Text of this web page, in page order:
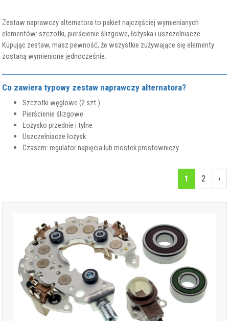
Zestaw naprawczy alternatora to pakiet najczęściej wymienianych
elementów: szczotki, pierścienie ślizgowe, łożyska i uszczelniacze.
Kupując zestaw, masz pewność, że wszystkie zużywające się elementy
zostaną wymienione jednocześnie.
Co zawiera typowy zestaw naprawczy alternatora?
Szczotki węglowe (2 szt.)
Pierścienie ślizgowe
Łożysko przednie i tylne
Uszczelniacze łożysk
Czasem: regulator napięcia lub mostek prostowniczy
1 2 ›